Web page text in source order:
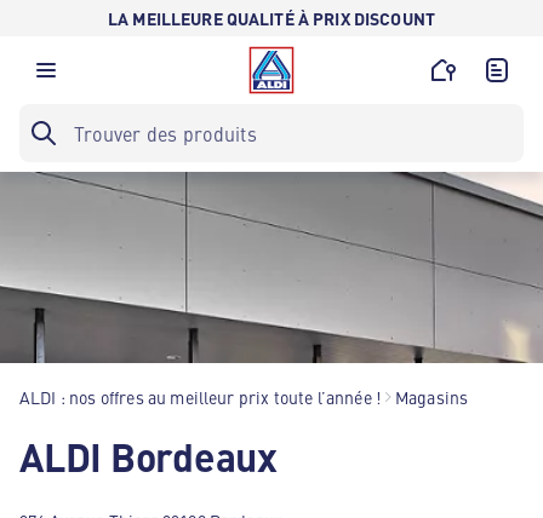
LA MEILLEURE QUALITÉ À PRIX DISCOUNT
ALDI : nos offres au meilleur prix toute l’année ! Magasins
ALDI Bordeaux